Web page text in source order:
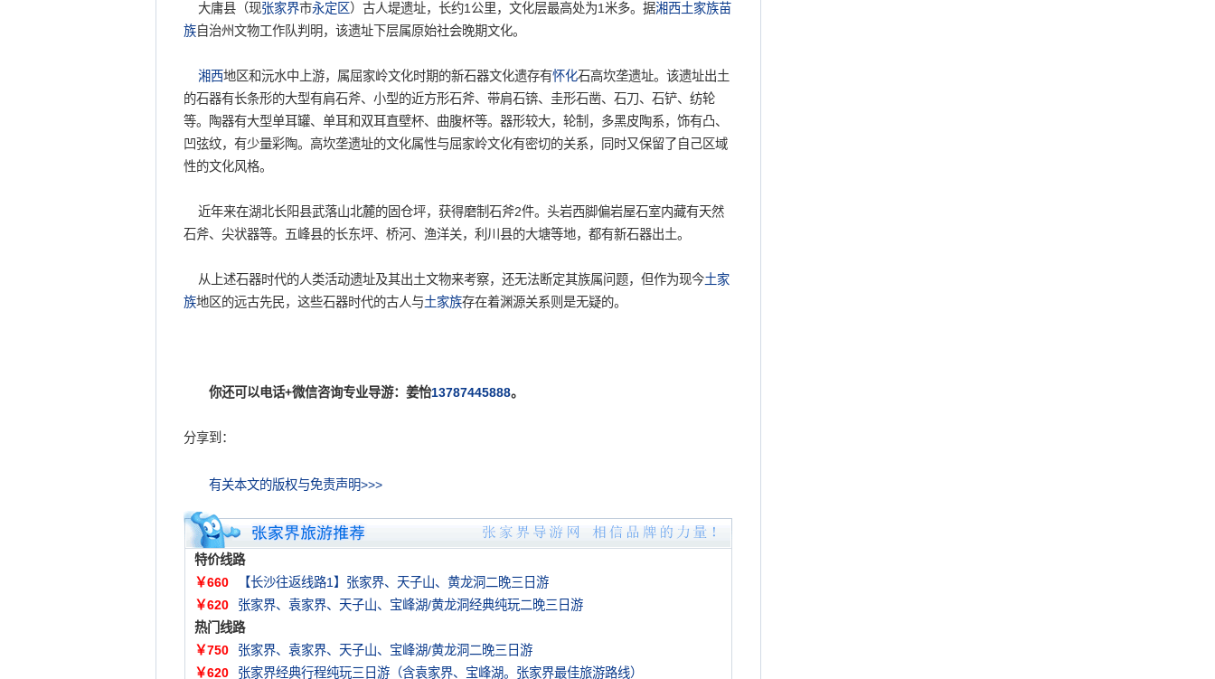
大庸县（现张家界市永定区 ）古人堤遗址，长约1公里，文化层最高处为1米多。据湘西土家族苗
族自治州文物工作队判明，该遗址下层属原始社会晚期文化。
湘西地区和沅水中上游，属屈家岭文化时期的新石器文化遗存有怀化石高坎垄遗址。该遗址出土
的石器有长条形的大型有肩石斧、小型的近方形石斧、带肩石锛、圭形石凿、石刀、石铲、纺轮
等。陶器有大型单耳罐、单耳和双耳直壁杯、曲腹杯等。器形较大，轮制，多黑皮陶系，饰有凸、
凹弦纹，有少量彩陶。高坎垄遗址的文化属性与屈家岭文化有密切的关系，同时又保留了自己区域
性的文化风格。
近年来在湖北长阳县武落山北麓的固仓坪，获得磨制石斧2件。头岩西脚偏岩屋石室内藏有天然
石斧、尖状器等。五峰县的长东坪、桥河、渔洋关，利川县的大塘等地，都有新石器出土。
从上述石器时代的人类活动遗址及其出土文物来考察，还无法断定其族属问题，但作为现今土家
族地区的远古先民，这些石器时代的古人与土家族存在着渊源关系则是无疑的。
你还可以电话+微信咨询专业导游：姜怡13787445888。
分享到：
有关本文的版权与免责声明>>>
特价线路
￥660
【长沙往返线路1】张家界、天子山、黄龙洞二晚三日游
￥620
张家界、袁家界、天子山、宝峰湖/黄龙洞经典纯玩二晚三日游
热门线路
￥750
张家界、袁家界、天子山、宝峰湖/黄龙洞二晚三日游
￥620
张家界经典行程纯玩三日游（含袁家界、宝峰湖。张家界最佳旅游路线）